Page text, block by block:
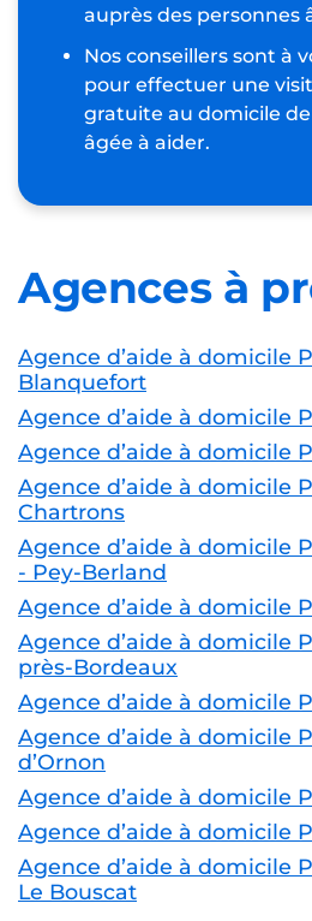
auprès des personnes
Nos conseillers sont à
pour effectuer une
gratuite au domicile
âgée à aider.
Agences à
Agence d’aide à domicile
Blanquefort
Agence d’aide à domicile
Agence d’aide à domicile
Agence d’aide à domicile
Chartrons
Agence d’aide à domicile
- Pey-Berland
Agence d’aide à domicile
Agence d’aide à domicile
près-Bordeaux
Agence d’aide à domicile
Agence d’aide à domicile
d’Ornon
Agence d’aide à domicile
Agence d’aide à domicile
Agence d’aide à domicile
Le Bouscat